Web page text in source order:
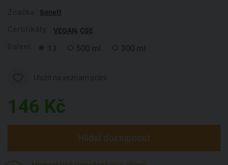
Sonett
VEGAN, CSE
1 l 500 ml 300 ml
146 Kč
Hlídat dostupnost